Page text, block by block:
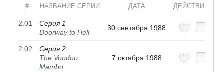
# НАЗВАНИЕ СЕРИИ ДАТА ДЕЙСТВИЯ
2.01
Серия 1
Doorway to Hell
30 сентября 1988
2.02
Серия 2
The Voodoo
Mambo
7 октября 1988